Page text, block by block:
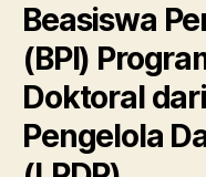
Beasiswa
(BPI)
Doktoral
Pengelola